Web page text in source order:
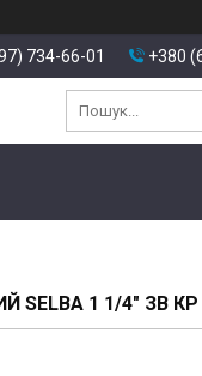
734-66-01 +380
1 1/4″ ЗВ КР